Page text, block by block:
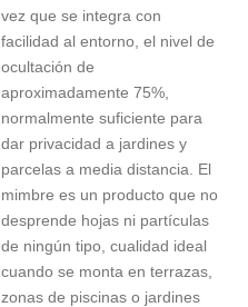
vez que se integra con
facilidad al entorno, el nivel de
ocultación de
aproximadamente 75%,
normalmente suficiente para
dar privacidad a jardines y
parcelas a media distancia. El
mimbre es un producto que no
desprende hojas ni partículas
de ningún tipo, cualidad ideal
cuando se monta en terrazas,
zonas de piscinas o jardines